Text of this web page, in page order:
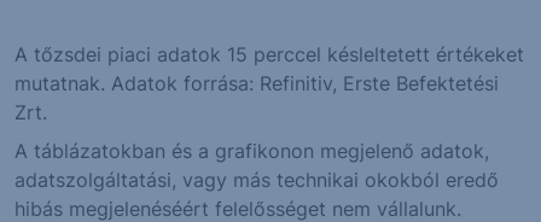
A tőzsdei piaci adatok 15 perccel késleltetett értékeket
mutatnak. Adatok forrása: Refinitiv, Erste Befektetési
Zrt.
A táblázatokban és a grafikonon megjelenő adatok,
adatszolgáltatási, vagy más technikai okokból eredő
hibás megjelenéséért felelősséget nem vállalunk.